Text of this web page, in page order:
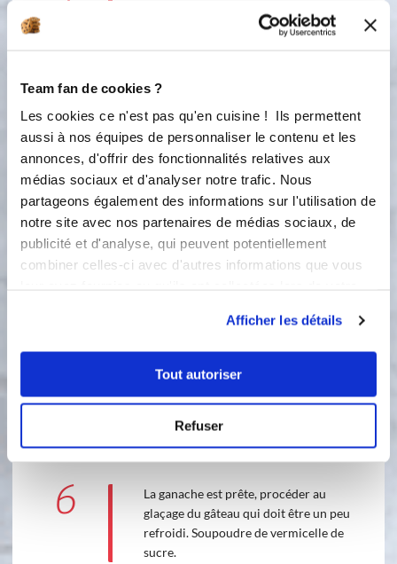
Team fan de cookies ?
Les cookies ce n'est pas qu'en cuisine ! Ils permettent
aussi à nos équipes de personnaliser le contenu et les
annonces, d'offrir des fonctionnalités relatives aux
médias sociaux et d'analyser notre trafic. Nous
partageons également des informations sur l'utilisation de
notre site avec nos partenaires de médias sociaux, de
publicité et d'analyse, qui peuvent potentiellement
combiner celles-ci avec d'autres informations que vous
Afficher les détails
Tout autoriser
Refuser
placez le dans votre bol. Hacher
2
récipient pour la suite de la recette.
3
Ajouter la crème fraîche. Faire
chauffer 1 minute à 100°
1min
100 °C
2
4
Ajouter le chocolat noir réservé en 3
pour favoriser l’émulsion (Etape
5
Ajouter le beurre en petits morceaux
et mélanger.
6
La ganache est prête, procéder au
glaçage du gâteau qui doit être un peu
refroidi. Soupoudre de vermicelle de
sucre.